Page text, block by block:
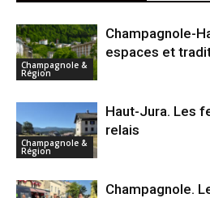
Champagnole &
Région
Champagnole-
espaces et
Champagnole &
Région
Haut-Jura. Les
relais
Champagnole.